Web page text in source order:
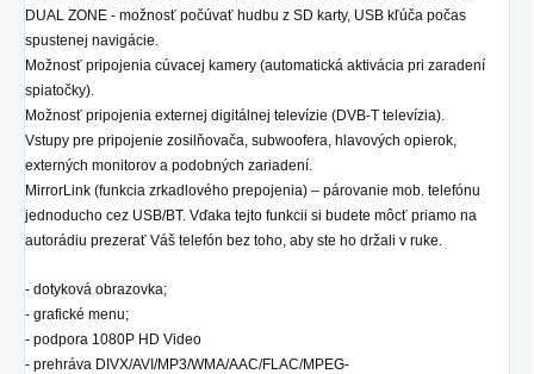
DUAL ZONE - možnosť počúvať hudbu z SD karty, USB kľúča počas
spustenej navigácie.
Možnosť pripojenia cúvacej kamery (automatická aktivácia pri zaradení
spiatočky).
Možnosť pripojenia externej digitálnej televízie (DVB-T televízia).
Vstupy pre pripojenie zosilňovača, subwoofera, hlavových opierok,
externých monitorov a podobných zariadení.
MirrorLink (funkcia zrkadlového prepojenia) – párovanie mob. telefónu
jednoducho cez USB/BT. Vďaka tejto funkcii si budete môcť priamo na
autorádiu prezerať Váš telefón bez toho, aby ste ho držali v ruke.
- dotyková obrazovka;
- grafické menu;
- podpora 1080P HD Video
- prehráva DIVX/AVI/MP3/WMA/AAC/FLAC/MPEG-